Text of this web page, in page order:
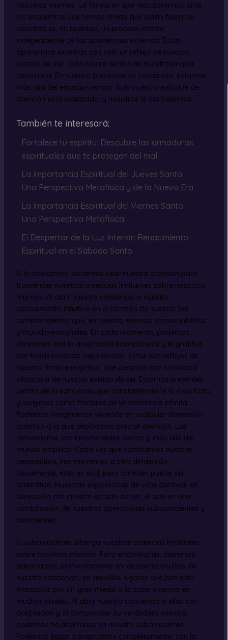
nosotros mismos. La forma en que reaccionamos ante
los encuentros que hemos creído que están fuera de
nosotros es, en realidad, un proceso interno,
independiente de las apariencias externas. Estas
apariencias externas son solo un reflejo de nuestro
estado de ser. Todo ocurre dentro de nuestra propia
conciencia. En nuestra presencia de conciencia, estamos
más allá del espacio-tiempo. Solo nuestro enfoque de
atención está localizado, y nosotros lo controlamos.
También te interesará:
Fortalece tu espíritu: Descubre las armaduras
espirituales que te protegen del mal
La Importancia Espiritual del Jueves Santo:
Una Perspectiva Metafísica y de la Nueva Era
La Importancia Espiritual del Viernes Santo:
Una Perspectiva Metafísica
El Despertar de la Luz Interior: Renacimiento
Espiritual en el Sábado Santo
Si lo deseamos, podemos usar nuestra atención para
trascender nuestras creencias limitantes sobre nosotros
mismos. Al abrir nuestra conciencia a nuestro
conocimiento intuitivo en el corazón de nuestro Ser,
comprendemos que, en nuestra esencia, somos infinitos
y multidimensionales. En cada momento, podemos
alinearnos con la aceptación incondicional y la gratitud
por todas nuestras experiencias. Estas son reflejos de
nuestra firma energética, que creamos con la calidad
vibratoria de nuestro estado de ser. Estamos presentes
dentro de la conciencia que constantemente lo crea todo,
y surgimos como fractales de la conciencia infinita.
Podemos imaginarnos viviendo en cualquier dimensión
cuántica a la que decidamos prestar atención. Las
dimensiones son innumerables dentro y más allá del
mundo empírico. Cada vez que cambiamos nuestra
perspectiva, nos movemos a otra dimensión.
Usualmente, esto es sutil, pero también puede ser
dramático. Nuestras experiencias de vida cambian en
alineación con nuestro estado de ser, el cual es una
combinación de nuestras operaciones subconscientes y
conscientes.
El subconsciente alberga nuestras creencias limitantes
sobre nosotros mismos. Para encontrarlas, debemos
adentrarnos profundamente en las partes ocultas de
nuestra conciencia, en aquellos lugares que han sido
marcados por un gran miedo a la supervivencia en
muchos niveles. Al abrir nuestra conciencia a ellas con
aceptación y al comprender su verdadera esencia,
podemos neutralizarlas en nuestro subconsciente.
Podemos llegar a aceptarnos completamente, con la